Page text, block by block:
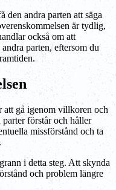
den andra parten att säga
är tydlig,
också om att
parten, eftersom du
att gå igenom villkoren och
parter förstår och håller
missförstånd och ta
i detta steg. Att skynda
och problem längre